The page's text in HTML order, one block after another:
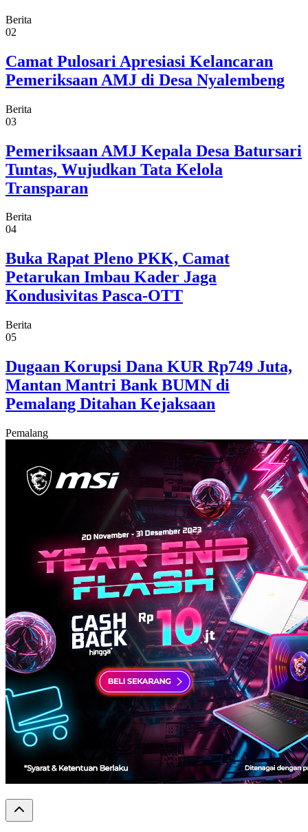
Berita
02
Camat Pulosari Apresiasi Kelancaran
Pemeriksaan AMJ di Desa Nyalembeng
Berita
03
Pemeriksaan AMJ Kepala Desa Batursari
Tuntas, Wujudkan Tata Kelola
Transparan
Berita
04
Buka Rapat Pleno PKK, Camat
Petarukan Imbau Kader Jaga
Kondusivitas Pasca-OTT
Berita
05
Dugaan Korupsi Dana KUR Rp749 Juta,
Mantan Mantri Bank BUMN di
Pemalang Ditahan Kejaksaan
Pemalang